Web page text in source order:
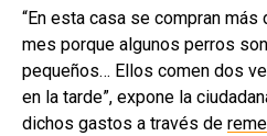
“En esta casa se compran más
mes porque algunos perros
pequeños… Ellos comen dos
en la tarde”, expone la
dichos gastos a través de